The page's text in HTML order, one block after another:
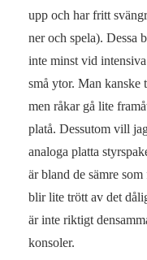
upp och har fritt
ner och spela). Dessa
inte minst vid
små ytor. Man kanske
men råkar gå lite
platå. Dessutom vill
analoga platta
är bland de sämre
blir lite trött av det
är inte riktigt
konsoler.